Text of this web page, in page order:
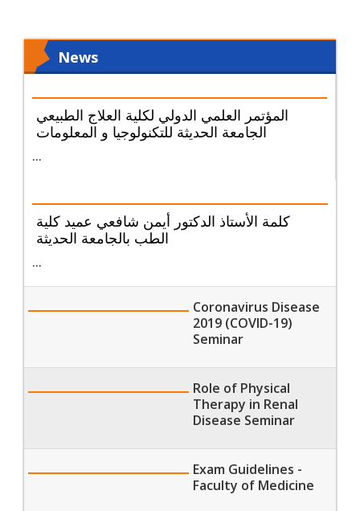
News
المؤتمر العلمي الدولي لكلية العلاج الطبيعي
الجامعة الحديثة للتكنولوجيا و المعلومات
...
كلمة الأستاذ الدكتور أيمن شافعي عميد كلية
الطب بالجامعة الحديثة
...
Coronavirus Disease
2019 (COVID-19)
Seminar
Role of Physical
Therapy in Renal
Disease Seminar
Exam Guidelines -
Faculty of Medicine